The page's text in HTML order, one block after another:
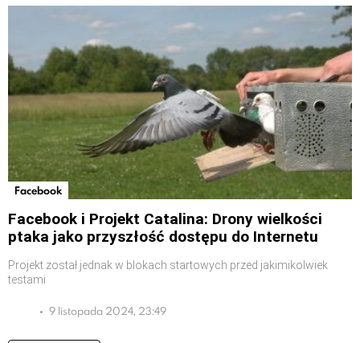
Facebook
Facebook i Projekt Catalina: Drony wielkości
ptaka jako przyszłość dostępu do Internetu
Projekt został jednak w blokach startowych przed jakimikolwiek
testami
9 listopada 2024, 23:49